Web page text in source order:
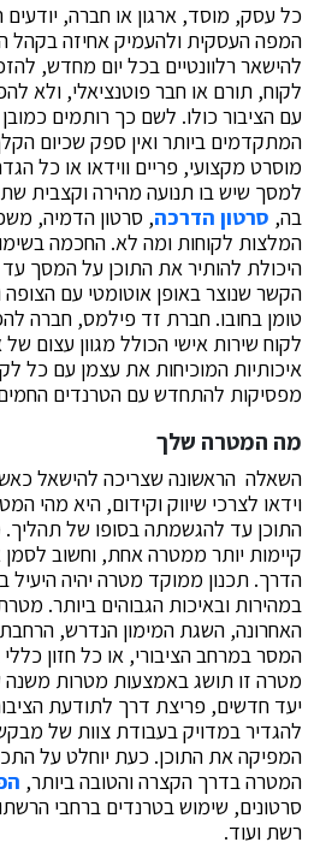
כל עסק, מוסד, ארגון או חברה,
המפה העסקית ולהעמיק אחיזה בקהל
להישאר רלוונטיים בכל יום מחדש,
לקוח, תורם או חבר פוטנציאלי, ולא
עם הציבור כולו. לשם כך רותמים
המתקדמים ביותר ואין ספק שכיום
מוסרט מקצועי, פריים ווידאו או כל
למסך שיש בו תנועה מהירה וקצבית
בה, סרטון הדרכה, סרטון הדמיה,
המלצות לקוחות ומה לא. החכמה
היכולת להותיר את התוכן על המסך
הקשר שנוצר באופן אוטומטי עם
טומן בחובו. חברת זד פילמס, חברה
לקוח שירות אישי הכולל מגוון עצום
איכותיות המוכיחות את עצמן עם כל
מפסיקות להתחדש עם הטרנדים
מה המטרה שלך
השאלה הראשונה שצריכה להישאל
וידאו לצרכי שיווק וקידום, היא מהי
התוכן עד להגשמתה בסופו של תהליך.
קיימות יותר ממטרה אחת, וחשוב
הדרך. תכנון ממוקד מטרה יהיה
במהירות ובאיכות הגבוהים ביותר.
האחרונה, השגת המימון הנדרש,
המסר במרחב הציבורי, או כל חזון
מטרה זו תושג באמצעות מטרות משנה
יעד חדשים, פריצת דרך לתודעת
להגדיר במדויק בעבודת צוות של
המפיקה את התוכן. כעת יוחלט על
המטרה בדרך הקצרה והטובה ביותר,
סרטונים, שימוש בטרנדים ברחבי
רשת ועוד.